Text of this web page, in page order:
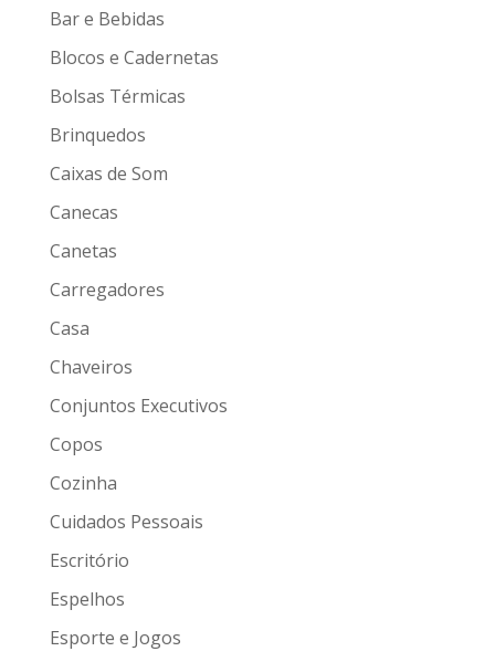
Bar e Bebidas
Blocos e Cadernetas
Bolsas Térmicas
Brinquedos
Caixas de Som
Canecas
Canetas
Carregadores
Casa
Chaveiros
Conjuntos Executivos
Copos
Cozinha
Cuidados Pessoais
Escritório
Espelhos
Esporte e Jogos